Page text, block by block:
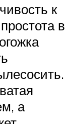
к
в
а